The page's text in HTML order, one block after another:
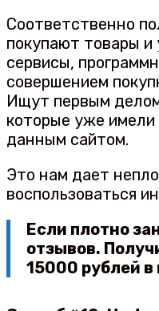
Соответственно
покупают товары и
сервисы,
совершением
Ищут первым
которые уже
данным сайтом.
Это нам дает
воспользоваться
Если плотно
отзывов.
15000 рублей в